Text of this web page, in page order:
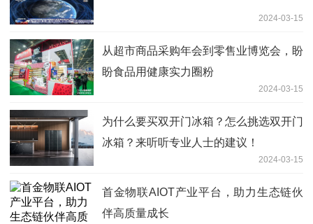
2024-03-15
从超市商品采购年会到零售业博览会，盼
盼食品用健康实力圈粉
2024-03-15
为什么要买双开门冰箱？怎么挑选双开门
冰箱？来听听专业人士的建议！
2024-03-15
首金物联AIOT产业平台，助力生态链伙
伴高质量成长